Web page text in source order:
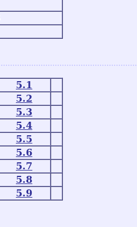
5.1
5.2
5.3
5.4
5.5
5.6
5.7
5.8
5.9